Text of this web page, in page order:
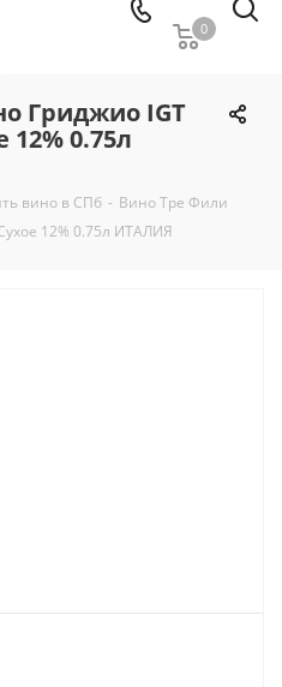
0
Гриджио IGT
12% 0.75л
вино в СПб - Вино Тре Фили
12% 0.75л ИТАЛИЯ